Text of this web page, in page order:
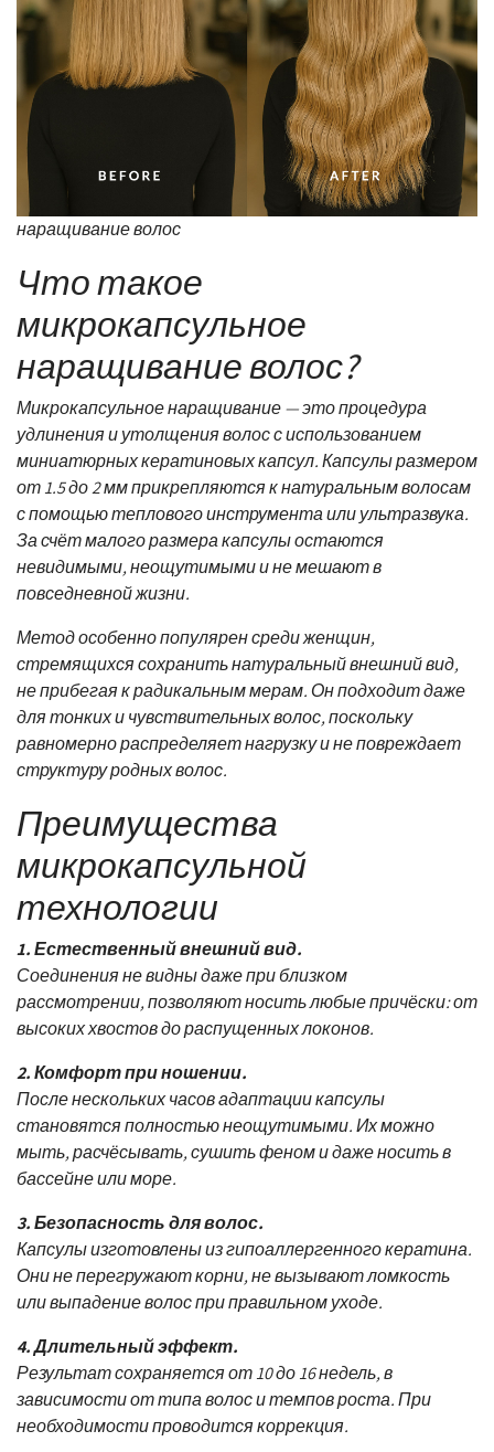
наращивание волос
Что такое
микрокапсульное
наращивание волос?
Микрокапсульное наращивание — это процедура
удлинения и утолщения волос с использованием
миниатюрных кератиновых капсул. Капсулы размером
от 1.5 до 2 мм прикрепляются к натуральным волосам
с помощью теплового инструмента или ультразвука.
За счёт малого размера капсулы остаются
невидимыми, неощутимыми и не мешают в
повседневной жизни.
Метод особенно популярен среди женщин,
стремящихся сохранить натуральный внешний вид,
не прибегая к радикальным мерам. Он подходит даже
для тонких и чувствительных волос, поскольку
равномерно распределяет нагрузку и не повреждает
структуру родных волос.
Преимущества
микрокапсульной
технологии
1. Естественный внешний вид.
Соединения не видны даже при близком
рассмотрении, позволяют носить любые причёски: от
высоких хвостов до распущенных локонов.
2. Комфорт при ношении.
После нескольких часов адаптации капсулы
становятся полностью неощутимыми. Их можно
мыть, расчёсывать, сушить феном и даже носить в
бассейне или море.
3. Безопасность для волос.
Капсулы изготовлены из гипоаллергенного кератина.
Они не перегружают корни, не вызывают ломкость
или выпадение волос при правильном уходе.
4. Длительный эффект.
Результат сохраняется от 10 до 16 недель, в
зависимости от типа волос и темпов роста. При
необходимости проводится коррекция.